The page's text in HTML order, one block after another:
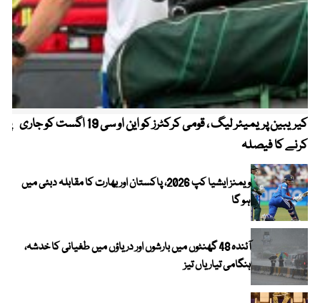
کیریبین پریمیئر لیگ ، قومی کرکٹرز کو این او سی 19 اگست کو جاری
کرنے کا فیصلہ
ویمنز ایشیا کپ 2026، پاکستان اور بھارت کا مقابلہ دبئی میں
ہو گا
آئندہ 48 گھنٹوں میں بارشوں اور دریاؤں میں طغیانی کا خدشہ،
ہنگامی تیاریاں تیز